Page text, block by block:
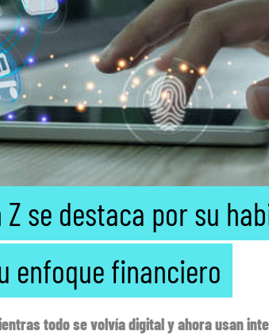
Z se destaca por su
enfoque financiero
todo se volvía digital y ahora usan